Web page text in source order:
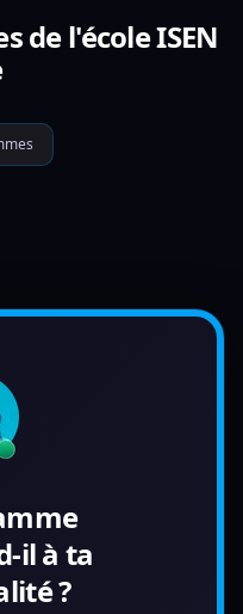
de l'école ISEN
il à ta
?